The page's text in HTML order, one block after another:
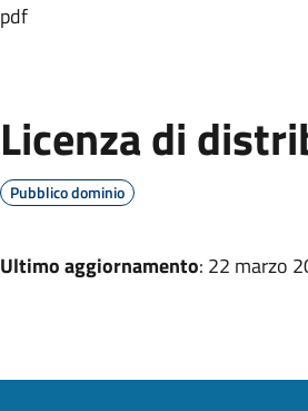
pdf
Licenza di
Pubblico dominio
Ultimo aggiornamento: 22 marzo